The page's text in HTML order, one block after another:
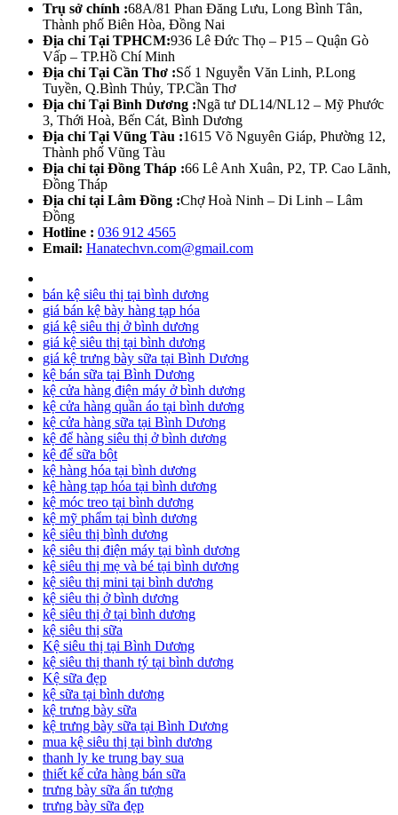
Trụ sở chính :68A/81 Phan Đăng Lưu, Long Bình Tân,
Thành phố Biên Hòa, Đồng Nai
Địa chỉ Tại TPHCM:936 Lê Đức Thọ – P15 – Quận Gò
Vấp – TP.Hồ Chí Minh
Địa chỉ Tại Cần Thơ :Số 1 Nguyễn Văn Linh, P.Long
Tuyền, Q.Bình Thủy, TP.Cần Thơ
Địa chỉ Tại Bình Dương :Ngã tư DL14/NL12 – Mỹ Phước
3, Thới Hoà, Bến Cát, Bình Dương
Địa chỉ Tại Vũng Tàu :1615 Võ Nguyên Giáp, Phường 12,
Thành phố Vũng Tàu
Địa chỉ tại Đồng Tháp :66 Lê Anh Xuân, P2, TP. Cao Lãnh,
Đồng Tháp
Địa chỉ tại Lâm Đồng :Chợ Hoà Ninh – Di Linh – Lâm
Đồng
Hotline : 036 912 4565
Email: Hanatechvn.com@gmail.com
bán kệ siêu thị tại bình dương
giá bán kệ bày hàng tạp hóa
giá kệ siêu thị ở bình dương
giá kệ siêu thị tại bình dương
giá kệ trưng bày sữa tại Bình Dương
kệ bán sữa tại Bình Dương
kệ cửa hàng điện máy ở bình dương
kệ cửa hàng quần áo tại bình dương
kệ cửa hàng sữa tại Bình Dương
kệ để hàng siêu thị ở bình dương
kệ để sữa bột
kệ hàng hóa tại bình dương
kệ hàng tạp hóa tại bình dương
kệ móc treo tại bình dương
kệ mỹ phẩm tại bình dương
kệ siêu thị bình dương
kệ siêu thị điện máy tại bình dương
kệ siêu thị mẹ và bé tại bình dương
kệ siêu thị mini tại bình dương
kệ siêu thị ở bình dương
kệ siêu thị ở tại bình dương
kệ siêu thị sữa
Kệ siêu thị tại Bình Dương
kệ siêu thị thanh tý tại bình dương
Kệ sữa đẹp
kệ sữa tại bình dương
kệ trưng bày sữa
kệ trưng bày sữa tại Bình Dương
mua kệ siêu thị tại bình dương
thanh ly ke trung bay sua
thiết kế cửa hàng bán sữa
trưng bày sữa ấn tượng
trưng bày sữa đẹp